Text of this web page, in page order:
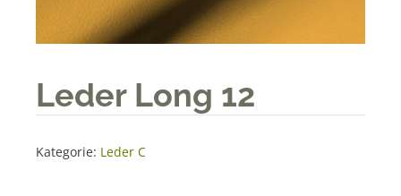
Leder Long 12
Kategorie: Leder C